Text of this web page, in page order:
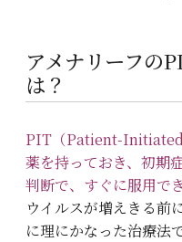
アメナリーフの
は？
PIT（Patient-Initiated
薬を持っておき、初期
判断で、すぐに服用で
ウイルスが増えきる前
に理にかなった治療法で